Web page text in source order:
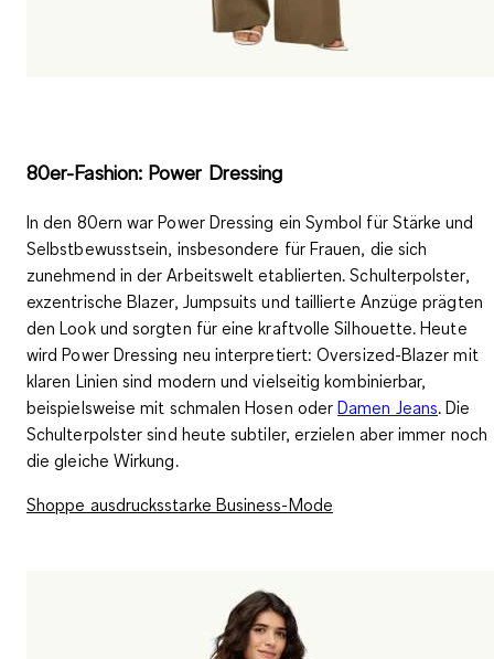
80er-Fashion: Power Dressing
In den 80ern war Power Dressing ein Symbol für Stärke und
Selbstbewusstsein, insbesondere für Frauen, die sich
zunehmend in der Arbeitswelt etablierten.Schulterpolster,
exzentrische Blazer, Jumpsuits und taillierte Anzüge prägten
den Look und sorgten für eine kraftvolle Silhouette. Heute
wird Power Dressing neu interpretiert: Oversized-Blazer mit
klaren Linien sind modern und vielseitig kombinierbar,
beispielsweise mit schmalen Hosen oderDamen Jeans. Die
Schulterpolster sind heute subtiler, erzielen aber immer noch
die gleiche Wirkung.
Shoppe ausdrucksstarke Business-Mode